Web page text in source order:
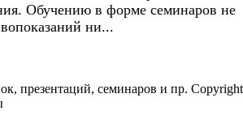
Обучению в форме семинаров не
ни...
презентаций, семинаров и пр.